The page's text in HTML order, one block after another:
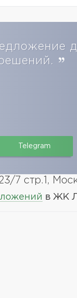
Telegram
7 стр.1,
в ЖК